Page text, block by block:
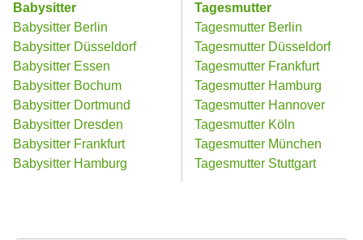
Babysitter
Babysitter Berlin
Babysitter Düsseldorf
Babysitter Essen
Babysitter Bochum
Babysitter Dortmund
Babysitter Dresden
Babysitter Frankfurt
Babysitter Hamburg
Tagesmutter
Tagesmutter Berlin
Tagesmutter Düsseldorf
Tagesmutter Frankfurt
Tagesmutter Hamburg
Tagesmutter Hannover
Tagesmutter Köln
Tagesmutter München
Tagesmutter Stuttgart